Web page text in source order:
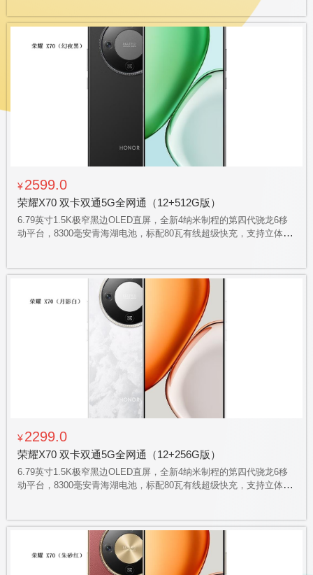
¥2599.0
荣耀X70 双卡双通5G全网通（12+512G版）
6.79英寸1.5K极窄黑边OLED直屏，全新4纳米制程的第四代骁龙6移
动平台，8300毫安青海湖电池，标配80瓦有线超级快充，支持立体声
¥2299.0
荣耀X70 双卡双通5G全网通（12+256G版）
6.79英寸1.5K极窄黑边OLED直屏，全新4纳米制程的第四代骁龙6移
动平台，8300毫安青海湖电池，标配80瓦有线超级快充，支持立体声